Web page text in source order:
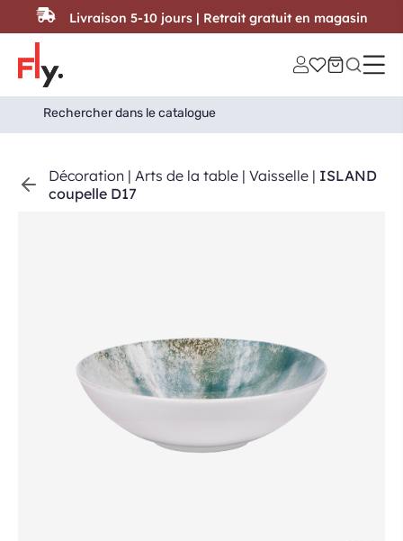
Passer au contenu
Search
for:
Search Button
Décoration | Arts de la table | Vaisselle | ISLAND
coupelle D17
Livraison 5-10 jours | Retrait gratuit en magasin